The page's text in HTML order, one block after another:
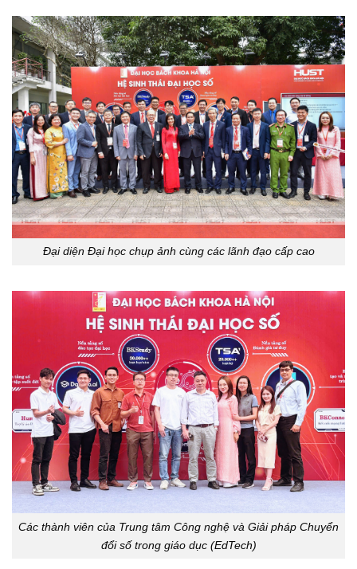
Đại diện Đại học chụp ảnh cùng các lãnh đạo cấp cao
Các thành viên của Trung tâm Công nghệ và Giải pháp Chuyển
đổi số trong giáo dục (EdTech)